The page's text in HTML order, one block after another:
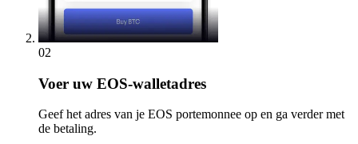
02
Voer uw EOS-walletadres
Geef het adres van je EOS portemonnee op en ga verder met
de betaling.